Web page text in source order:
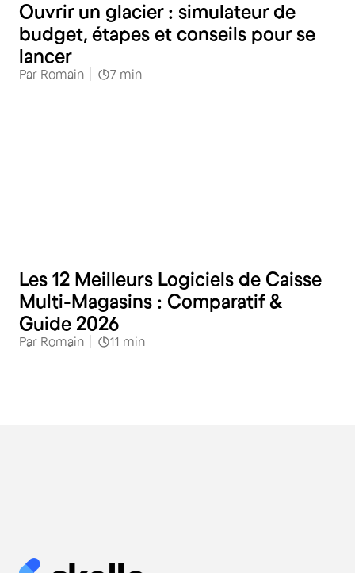
Ouvrir un glacier : simulateur de
budget, étapes et conseils pour se
lancer
Par Romain 7 min
Les 12 Meilleurs Logiciels de Caisse
Multi-Magasins : Comparatif &
Guide 2026
Par Romain 11 min